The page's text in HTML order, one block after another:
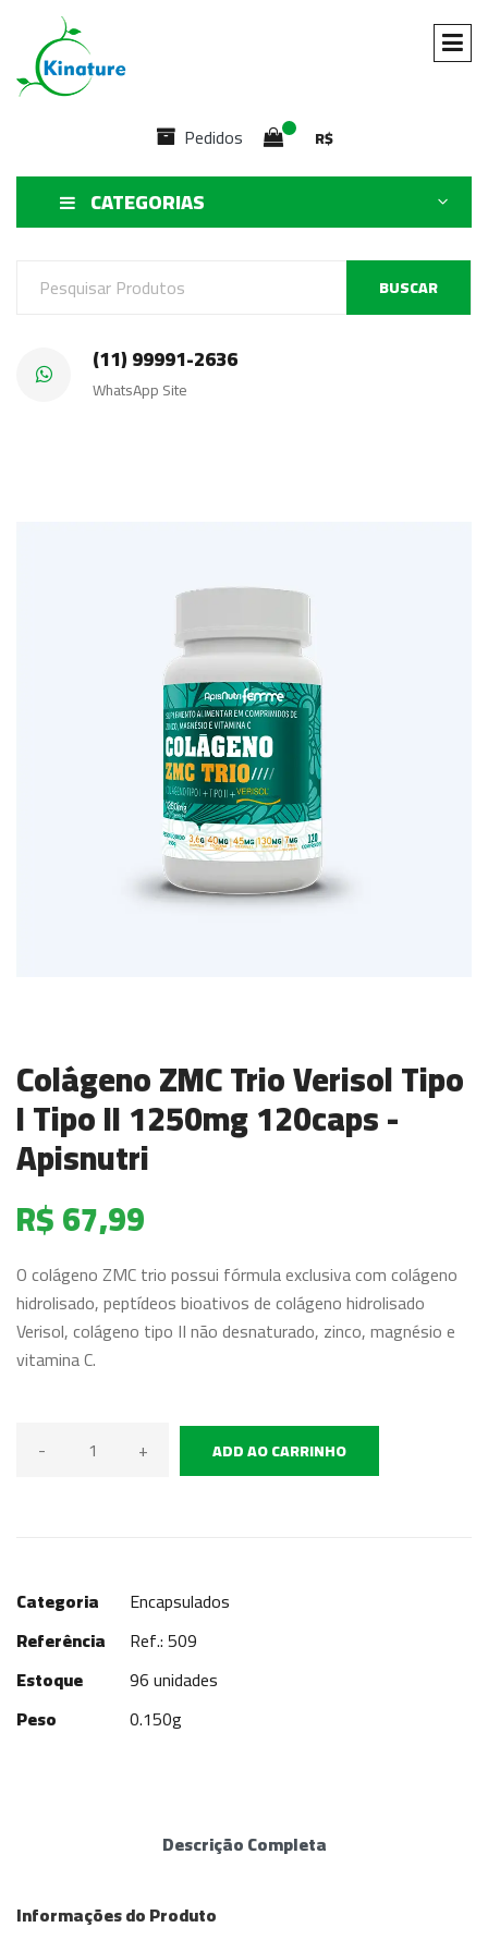
Pedidos R$
CATEGORIAS
BUSCAR
(11) 99991-2636
WhatsApp Site
Colágeno ZMC Trio Verisol Tipo
I Tipo II 1250mg 120caps -
Apisnutri
R$ 67,99
O colágeno ZMC trio possui fórmula exclusiva com colágeno
hidrolisado, peptídeos bioativos de colágeno hidrolisado
Verisol, colágeno tipo II não desnaturado, zinco, magnésio e
vitamina C.
- + ADD AO CARRINHO
Categoria
Encapsulados
Referência
Ref.: 509
Estoque
96 unidades
Peso
0.150g
Descrição Completa
Informações do Produto